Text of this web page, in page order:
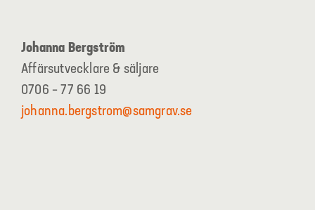
Johanna Bergström
Affärsutvecklare & säljare
0706 – 77 66 19
johanna.bergstrom@samgrav.se